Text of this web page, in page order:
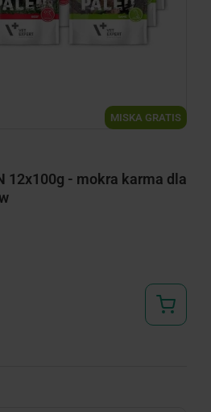
MISKA GRATIS
12x100g - mokra karma dla